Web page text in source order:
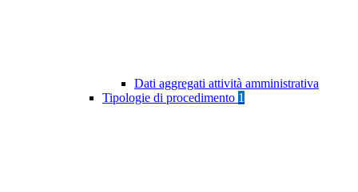
Dati aggregati attività amministrativa
Tipologie di procedimento 1